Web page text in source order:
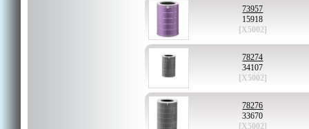
73957
15918
[X5002]
78274
34107
[X5002]
78276
33670
[X5002]